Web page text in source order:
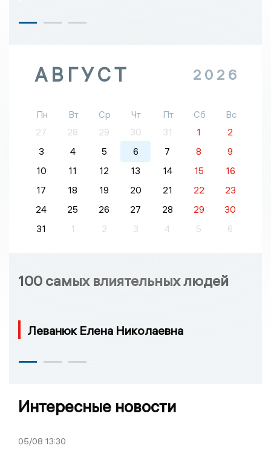
АВГУСТ 2026
Пн Вт Ср Чт Пт Сб
Вс
27
28 29 30 31 1
2
3
4 5 6 7 8
9
10
11 12 13 14 15
16
17
18 19 20 21 22
23
24
25 26 27 28 29
30
31
1 2 3 4 5 6
100 самых влиятельных людей
Леванюк Елена Николаевна
Интересные новости
05/08 13:30